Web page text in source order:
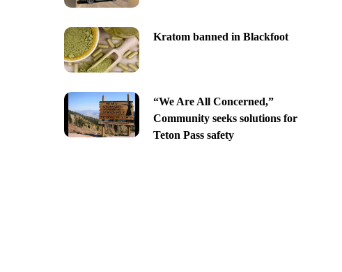
Kratom banned in Blackfoot
“We Are All Concerned,”
Community seeks solutions for
Teton Pass safety